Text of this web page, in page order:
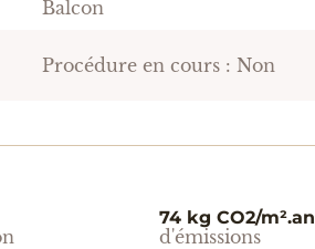
Balcon
Procédure en cours : Non
74 kg CO2/m².an
d'émissions